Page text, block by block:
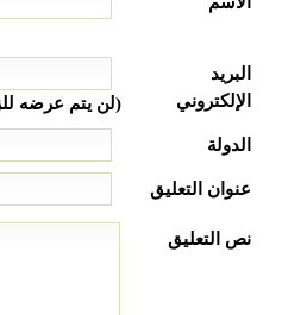
البريد
الإلكتروني
(لن يتم عرضه
الدولة
عنوان التعليق
نص التعليق